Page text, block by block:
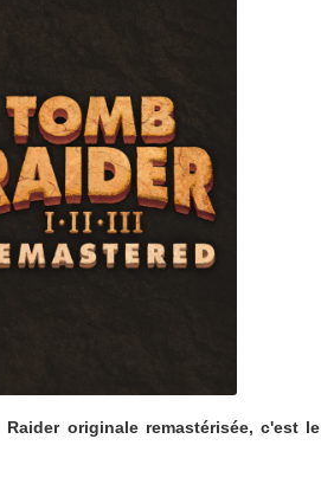
originale remastérisée, c'est le